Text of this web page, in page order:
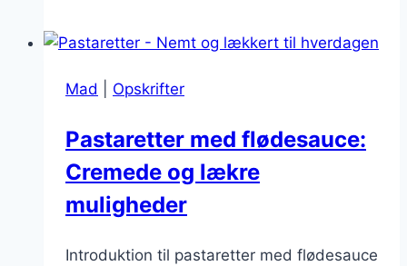
en
ret
weekenden
Mad Opskrifter
Pastaretter med flødesauce:
Cremede og lækre
muligheder
Introduktion til pastaretter med flødesauce